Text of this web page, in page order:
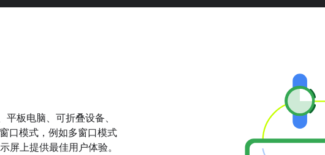
板电脑、可折叠设备、
口模式，例如多窗口模式
屏上提供最佳用户体验。